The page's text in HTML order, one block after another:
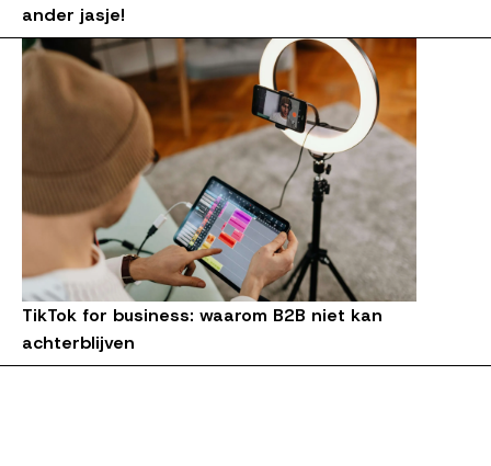
ander jasje!
TikTok for business: waarom B2B niet kan
achterblijven